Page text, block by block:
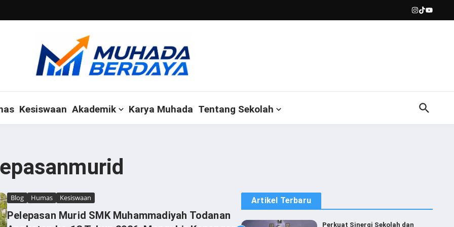
Kesiswaan Akademik Karya Muhada Tentang Sekolah
Blog Humas Kesiswaan
Pelepasan Murid SMK Muhammadiyah Todanan
Artikel Terbaru
Perkuat Sinergi Sekolah dan